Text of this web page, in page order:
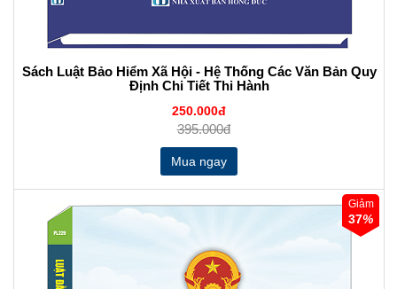
Sách Luật Bảo Hiểm Xã Hội - Hệ Thống Các Văn Bản Quy
Định Chi Tiết Thi Hành
250.000đ
395.000đ
Giảm
37%